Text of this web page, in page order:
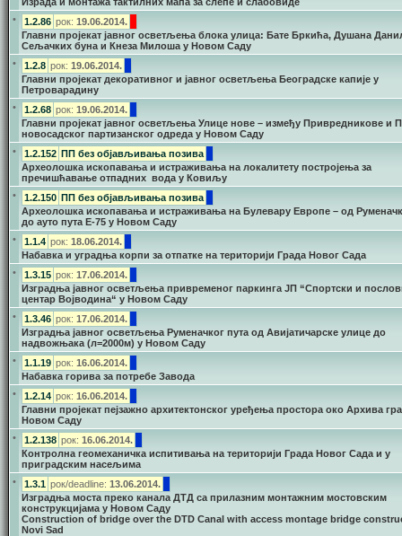
•
1.2.86 рок: 19.06.2014.
Главни пројекат јавног осветљења блока улица: Бате Бркића, Душана
Сељачких буна и Кнеза Милоша у Новом Саду
•
1.2.8 рок: 19.06.2014.
Главни пројекат декоративног и јавног осветљења Београдске капије у
Петроварадину
•
1.2.68 рок: 19.06.2014.
Главни пројекат јавног осветљења Улице нове – између Привредникове и
новосадског партизанског одреда у Новом Саду
•
1.2.152 ПП без објављивања позива
Археолошка ископавања и истраживања на локалитету постројења за
пречишћавање отпадних вода у Ковиљу
•
1.2.150 ПП без објављивања позива
Археолошка ископавања и истраживања на Булевару Европе – од
до ауто пута Е-75 у Новом Саду
•
1.1.4 рок: 18.06.2014.
Набавка и уградња корпи за отпатке на територији Града Новог Сада
•
1.3.15 рок: 17.06.2014.
Изградња јавног осветљења привременог паркинга ЈП “Спортски и
центар Војводина“ у Новом Саду
•
1.3.46 рок: 17.06.2014.
Изградња јавног осветљења Руменачког пута од Aвијатичарске улице до
надвожњака (л=2000м) у Новом Саду
•
1.1.19 рок: 16.06.2014.
Набавка горива за потребе Завода
•
1.2.14 рок: 16.06.2014.
Главни пројекат пејзажно архитектонског уређења простора око Архива
Новом Саду
•
1.2.138 рок: 16.06.2014.
Контролна геомеханичка испитивања на територији Града Новог Сада и у
приградским насељима
•
1.3.1 рок/deadline: 13.06.2014.
Изградња моста преко канала ДТД са прилазним монтажним мостовским
конструкцијама у Новом Саду
Construction of bridge over the DTD Canal with access montage bridge
Novi Sad